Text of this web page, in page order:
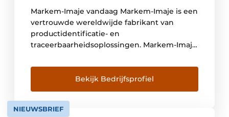
Markem-Imaje vandaag Markem-Imaje is een
vertrouwde wereldwijde fabrikant van
productidentificatie- en
traceerbaarheidsoplossingen. Markem-Imaje
en innovatieve inkjet-, thermo-transfer -,
laser-, print- en etiketteringssystemen
toepassingen. Markem-Imaje biedt volledig
geïntegreerde oplossingen die voor
kwaliteit en veiligheid staan, voldoen aan
Bekijk Bedrijfsprofiel
NIEUWSBRIEF